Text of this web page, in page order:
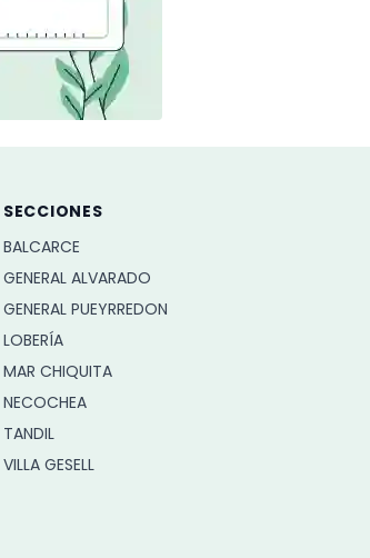
SECCIONES
BALCARCE
GENERAL ALVARADO
GENERAL PUEYRREDON
LOBERÍA
MAR CHIQUITA
NECOCHEA
TANDIL
VILLA GESELL